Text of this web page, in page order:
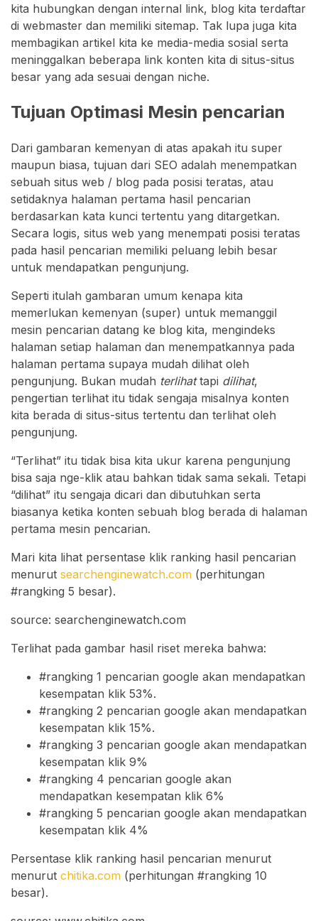
kita hubungkan dengan internal link, blog kita terdaftar
di webmaster dan memiliki sitemap. Tak lupa juga kita
membagikan artikel kita ke media-media sosial serta
meninggalkan beberapa link konten kita di situs-situs
besar yang ada sesuai dengan niche.
Tujuan Optimasi Mesin pencarian
Dari gambaran kemenyan di atas apakah itu super
maupun biasa, tujuan dari SEO adalah menempatkan
sebuah situs web / blog pada posisi teratas, atau
setidaknya halaman pertama hasil pencarian
berdasarkan kata kunci tertentu yang ditargetkan.
Secara logis, situs web yang menempati posisi teratas
pada hasil pencarian memiliki peluang lebih besar
untuk mendapatkan pengunjung.
Seperti itulah gambaran umum kenapa kita
memerlukan kemenyan (super) untuk memanggil
mesin pencarian datang ke blog kita, mengindeks
halaman setiap halaman dan menempatkannya pada
halaman pertama supaya mudah dilihat oleh
pengunjung. Bukan mudah terlihattapi dilihat,
pengertian terlihat itu tidak sengaja misalnya konten
kita berada di situs-situs tertentu dan terlihat oleh
pengunjung.
“Terlihat” itu tidak bisa kita ukur karena pengunjung
bisa saja nge-klik atau bahkan tidak sama sekali. Tetapi
“dilihat” itu sengaja dicari dan dibutuhkan serta
biasanya ketika konten sebuah blog berada di halaman
pertama mesin pencarian.
Mari kita lihat persentase klik ranking hasil pencarian
menurut searchenginewatch.com (perhitungan
#rangking 5 besar).
source: searchenginewatch.com
Terlihat pada gambar hasil riset mereka bahwa:
#rangking 1 pencarian google akan mendapatkan
kesempatan klik 53%.
#rangking 2 pencarian google akan mendapatkan
kesempatan klik 15%.
#rangking 3 pencarian google akan mendapatkan
kesempatan klik 9%
#rangking 4 pencarian google akan
mendapatkan kesempatan klik 6%
#rangking 5 pencarian google akan mendapatkan
kesempatan klik 4%
Persentase klik ranking hasil pencarian menurut
menurut chitika.com (perhitungan #rangking 10
besar).